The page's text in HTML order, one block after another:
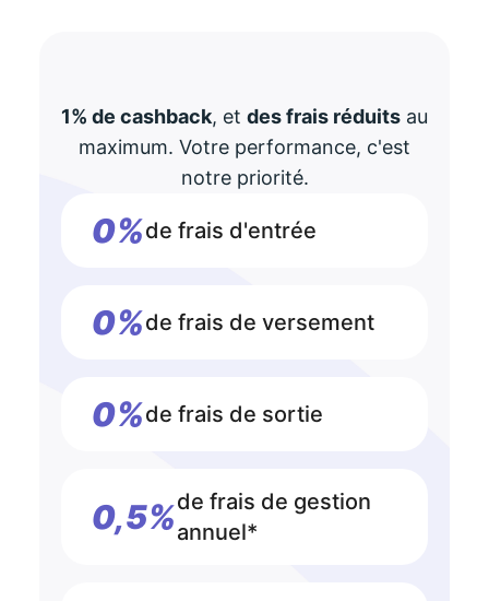
1% de cashback, et des frais réduits au
maximum. Votre performance, c'est
notre priorité.
0%de frais d'entrée
0%de frais de versement
0%de frais de sortie
0,5%de frais de gestion
annuel*